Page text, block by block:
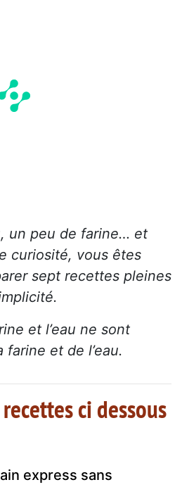
un peu de farine… et
curiosité, vous êtes
sept recettes pleines
et l’eau ne sont
farine et de l’eau.
ci dessous
express sans